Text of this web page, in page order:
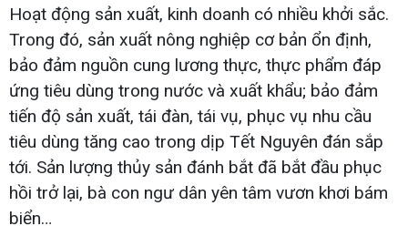
Hoạt động sản xuất, kinh doanh có nhiều khởi sắc.
Trong đó, sản xuất nông nghiệp cơ bản ổn định,
bảo đảm nguồn cung lương thực, thực phẩm đáp
ứng tiêu dùng trong nước và xuất khẩu; bảo đảm
tiến độ sản xuất, tái đàn, tái vụ, phục vụ nhu cầu
tiêu dùng tăng cao trong dịp Tết Nguyên đán sắp
tới. Sản lượng thủy sản đánh bắt đã bắt đầu phục
hồi trở lại, bà con ngư dân yên tâm vươn khơi bám
biển…